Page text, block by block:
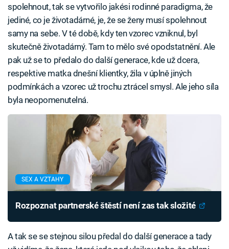
spolehnout, tak se vytvořilo jakési rodinné paradigma, že
jediné, co je životadárné, je, že se ženy musí spolehnout
samy na sebe. V té době, kdy ten vzorec vzniknul, byl
skutečně životadárný. Tam to mělo své opodstatnění. Ale
pak už se to předalo do další generace, kde už dcera,
respektive matka dnešní klientky, žila v úplně jiných
podmínkách a vzorec už trochu ztrácel smysl. Ale jeho síla
byla neopomenutelná.
SEX A VZTAHY
Rozpoznat partnerské štěstí není zas tak složité
A tak se se stejnou silou předal do další generace a tady